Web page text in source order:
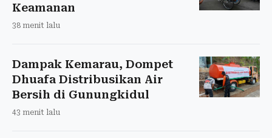
Keamanan
38 menit lalu
Dampak Kemarau, Dompet
Dhuafa Distribusikan Air
Bersih di Gunungkidul
43 menit lalu